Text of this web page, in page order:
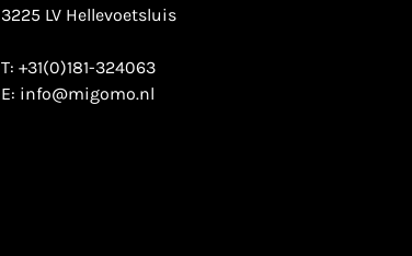
3225 LV Hellevoetsluis
T:+31(0)181-324063
E: info@migomo.nl